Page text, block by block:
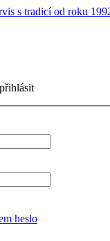
s tradicí od roku
heslo